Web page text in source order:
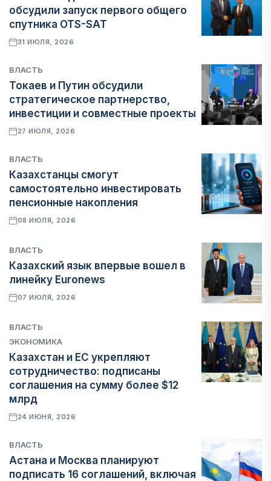
обсудили запуск первого общего
спутника OTS-SAT
31 ИЮЛЯ, 2026
ВЛАСТЬ
Токаев и Путин обсудили
стратегическое партнерство,
инвестиции и совместные проекты
27 ИЮЛЯ, 2026
ВЛАСТЬ
Казахстанцы смогут
самостоятельно инвестировать
пенсионные накопления
08 ИЮЛЯ, 2026
ВЛАСТЬ
Казахский язык впервые вошел в
линейку Euronews
07 ИЮЛЯ, 2026
ВЛАСТЬ
ЭКОНОМИКА
Казахстан и ЕС укрепляют
сотрудничество: подписаны
соглашения на сумму более $12
млрд
24 ИЮНЯ, 2026
ВЛАСТЬ
Астана и Москва планируют
подписать 16 соглашений, включая